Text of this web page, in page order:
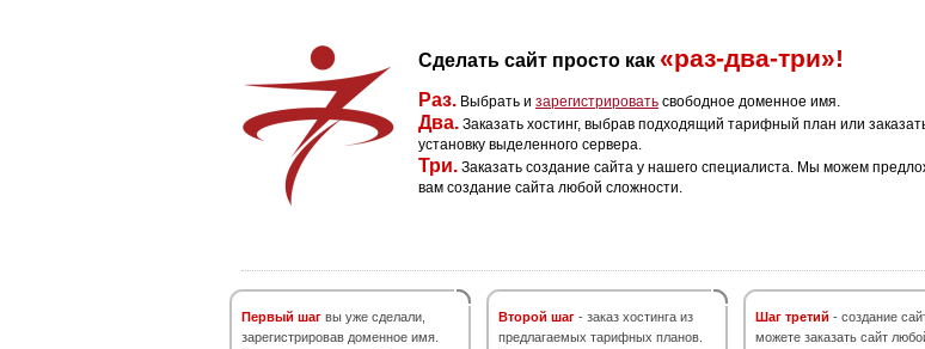
Сделать сайт просто как «раз-два-три»!
Раз. Выбрать и зарегистрировать свободное доменное имя.
Два. Заказать хостинг, выбрав подходящий тарифный план или
установку выделенного сервера.
Три. Заказать создание сайта у нашего специалиста. Мы можем
вам создание сайта любой сложности.
Первый шаг вы уже сделали,
зарегистрировав доменное имя.
Второй шаг - заказ хостинга из
предлагаемых тарифных планов.
Шаг третий - создание
можете заказать сайт